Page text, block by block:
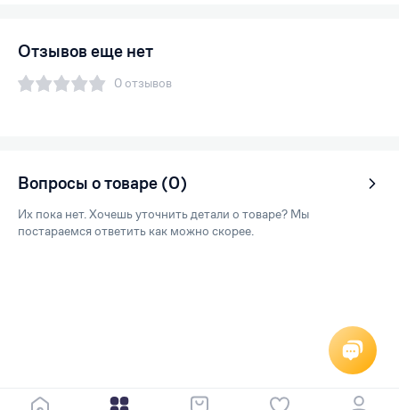
Отзывов еще нет
0 отзывов
Вопросы о товаре (0)
Их пока нет. Хочешь уточнить детали о товаре? Мы
постараемся ответить как можно скорее.